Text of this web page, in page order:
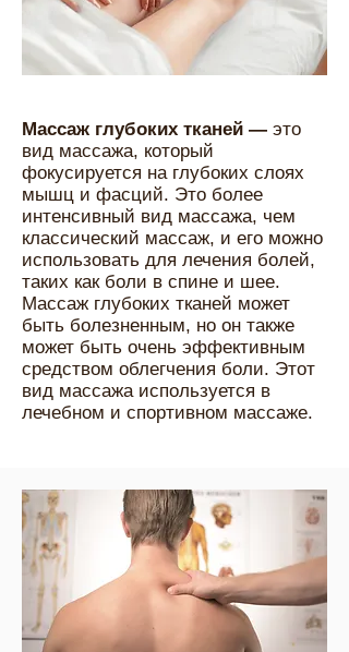
Массаж глубоких тканей — это
вид массажа, который
фокусируется на глубоких слоях
мышц и фасций. Это более
интенсивный вид массажа, чем
классический массаж, и его можно
использовать для лечения болей,
таких как боли в спине и шее.
Массаж глубоких тканей может
быть болезненным, но он также
может быть очень эффективным
средством облегчения боли. Этот
вид массажа используется в
лечебном и спортивном массаже.